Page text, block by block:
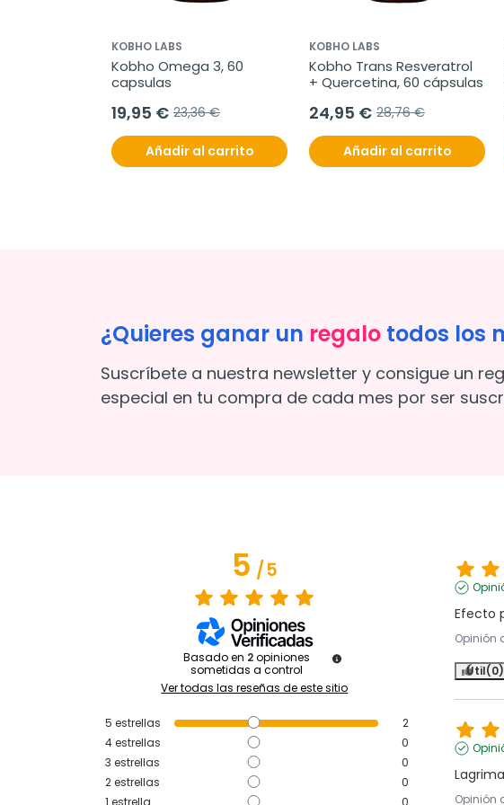
KOBHO LABS
Kobho Omega 3, 60
capsulas
19,95 € 23,36 €
Añadir al carrito
KOBHO LABS
Kobho Trans Resveratrol
+ Quercetina, 60 cápsulas
24,95 € 28,76 €
Añadir al carrito
¿Quieres ganar un regalo todos los
Suscríbete a nuestra newsletter y consigue un
especial en tu compra de cada mes por ser
5/5
Basado en 2opiniones
sometidas a control
Ver todas las reseñas de este sitio
5 estrellas
2
4estrellas
0
3 estrellas
0
2estrellas
0
1 estrella 0
Efecto
Opinión
Útil(0)
Opinión